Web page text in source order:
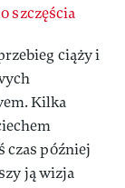
szczęścia
ciąży i
Kilka
czas później
ją wizja